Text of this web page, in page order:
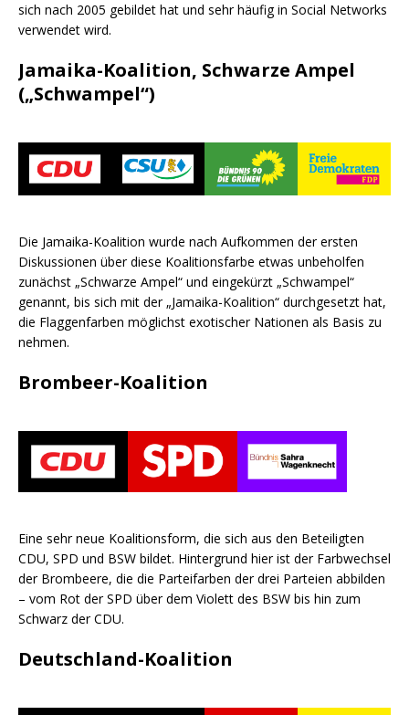
sich nach 2005 gebildet hat und sehr häufig in Social Networks
verwendet wird.
Jamaika-Koalition, Schwarze Ampel
(„Schwampel“)
Die Jamaika-Koalition wurde nach Aufkommen der ersten
Diskussionen über diese Koalitionsfarbe etwas unbeholfen
zunächst „Schwarze Ampel“ und eingekürzt „Schwampel“
genannt, bis sich mit der „Jamaika-Koalition“ durchgesetzt hat,
die Flaggenfarben möglichst exotischer Nationen als Basis zu
nehmen.
Brombeer-Koalition
Eine sehr neue Koalitionsform, die sich aus den Beteiligten
CDU, SPD und BSW bildet. Hintergrund hier ist der Farbwechsel
der Brombeere, die die Parteifarben der drei Parteien abbilden
– vom Rot der SPD über dem Violett des BSW bis hin zum
Schwarz der CDU.
Deutschland-Koalition